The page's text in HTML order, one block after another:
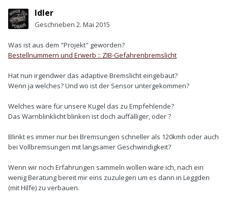
Idler
Geschrieben 2. Mai 2015
Was ist aus dem "Projekt" geworden?
Bestellnummern und Erwerb :: ZIB-Gefahrenbremslicht
Hat nun irgendwer das adaptive Bremslicht eingebaut?
Wenn ja welches? Und wo ist der Sensor untergekommen?
Welches wäre für unsere Kugel das zu Empfehlende?
Das Warnblinklicht blinken ist doch auffälliger, oder ?
Blinkt es immer nur bei Bremsungen schneller als 120kmh oder auch
bei Vollbremsungen mit langsamer Geschwindigkeit?
Wenn wir noch Erfahrungen sammeln wollen wäre ich, nach ein
wenig Beratung bereit mir eins zuzulegen um es dann in Leggden
(mit Hilfe) zu verbauen.